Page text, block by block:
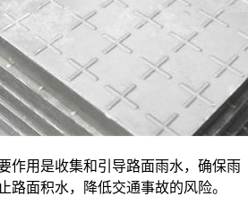
作用是收集和引导路面雨水，确保雨
路面积水，降低交通事故的风险。